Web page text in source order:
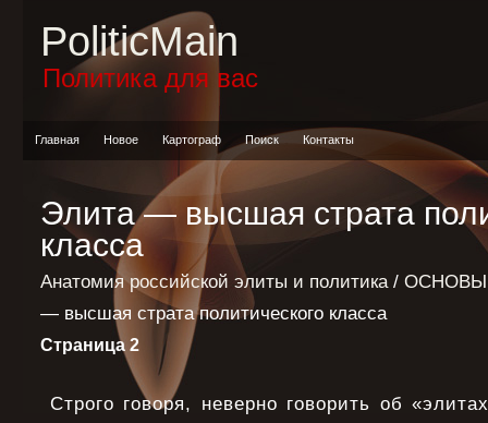
PoliticMain
Политика для вас
Главная Новое Картограф Поиск Контакты
Элита — высшая страта
класса
Анатомия российской элиты и политика/ ОСНОВЫ
— высшая страта политического класса
Страница 2
Строго говоря, неверно говорить об